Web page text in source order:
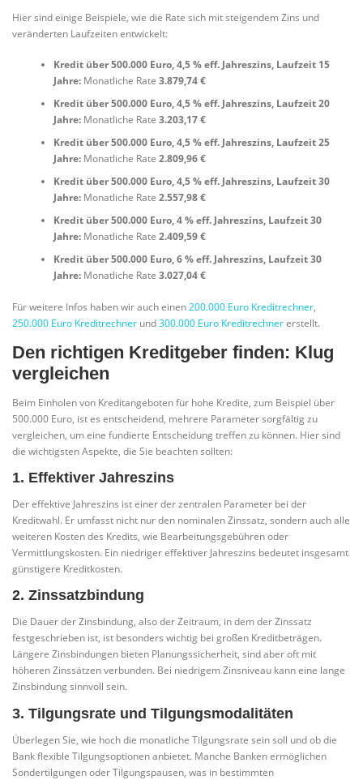
Hier sind einige Beispiele, wie die Rate sich mit steigendem Zins und
veränderten Laufzeiten entwickelt:
Kredit über 500.000 Euro, 4,5 % eff. Jahreszins, Laufzeit 15
Jahre:Monatliche Rate 3.879,74 €
Kredit über 500.000 Euro, 4,5 % eff. Jahreszins, Laufzeit 20
Jahre:Monatliche Rate 3.203,17 €
Kredit über 500.000 Euro, 4,5 % eff. Jahreszins, Laufzeit 25
Jahre:Monatliche Rate 2.809,96 €
Kredit über 500.000 Euro, 4,5 % eff. Jahreszins, Laufzeit 30
Jahre:Monatliche Rate 2.557,98 €
Kredit über 500.000 Euro, 4 % eff. Jahreszins, Laufzeit 30
Jahre:Monatliche Rate 2.409,59 €
Kredit über 500.000 Euro, 6 % eff. Jahreszins, Laufzeit 30
Jahre:Monatliche Rate 3.027,04 €
Für weitere Infos haben wir auch einen200.000 Euro Kreditrechner,
250.000 Euro Kreditrechner und300.000 Euro Kreditrechnererstellt.
Den richtigen Kreditgeber finden: Klug
vergleichen
Beim Einholen von Kreditangeboten für hohe Kredite, zum Beispiel über
500.000 Euro, ist es entscheidend, mehrere Parameter sorgfältig zu
vergleichen, um eine fundierte Entscheidung treffen zu können. Hier sind
die wichtigsten Aspekte, die Sie beachten sollten:
1. Effektiver Jahreszins
Der effektive Jahreszins ist einer der zentralen Parameter bei der
Kreditwahl. Er umfasst nicht nur den nominalen Zinssatz, sondern auch alle
weiteren Kosten des Kredits, wie Bearbeitungsgebühren oder
Vermittlungskosten. Ein niedriger effektiver Jahreszins bedeutet insgesamt
günstigere Kreditkosten.
2. Zinssatzbindung
Die Dauer der Zinsbindung, also der Zeitraum, in dem der Zinssatz
festgeschrieben ist, ist besonders wichtig bei großen Kreditbeträgen.
Längere Zinsbindungen bieten Planungssicherheit, sind aber oft mit
höheren Zinssätzen verbunden. Bei niedrigem Zinsniveau kann eine lange
Zinsbindung sinnvoll sein.
3. Tilgungsrate und Tilgungsmodalitäten
Überlegen Sie, wie hoch die monatliche Tilgungsrate sein soll und ob die
Bank flexible Tilgungsoptionen anbietet. Manche Banken ermöglichen
Sondertilgungen oder Tilgungspausen, was in bestimmten